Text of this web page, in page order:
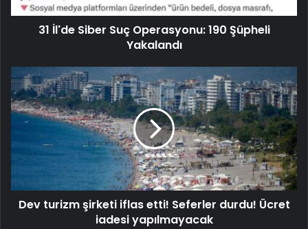
31 İl'de Siber Suç Operasyonu: 190 Şüpheli
Yakalandı
Dev turizm şirketi iflas etti! Seferler durdu! Ücret
iadesi yapılmayacak